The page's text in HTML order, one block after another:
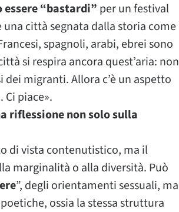
“bastardi” per un festival
una città segnata dalla storia come
spagnoli, arabi, ebrei sono
si respira ancora quest’aria: non
migranti. Allora c’è un aspetto
Ci piace».
riflessione non solo sulla
di vista contenutistico, ma il
marginalità o alla diversità. Può
”, degli orientamenti sessuali, ma
ossia la stessa struttura